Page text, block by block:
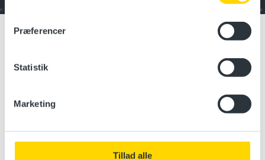
Præferencer
Statistik
Marketing
Tillad alle